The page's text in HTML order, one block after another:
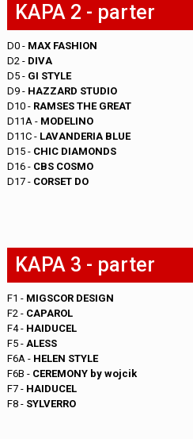
KAPA 2 - parter
D0 - MAX FASHION
D2 - DIVA
D5 - GI STYLE
D9 - HAZZARD STUDIO
D10 - RAMSES THE GREAT
D11A - MODELINO
D11C - LAVANDERIA BLUE
D15 - CHIC DIAMONDS
D16 - CBS COSMO
D17 - CORSET DO
KAPA 3 - parter
F1 - MIGSCOR DESIGN
F2 - CAPAROL
F4 - HAIDUCEL
F5 - ALESS
F6A - HELEN STYLE
F6B - CEREMONY by wojcik
F7 - HAIDUCEL
F8 - SYLVERRO